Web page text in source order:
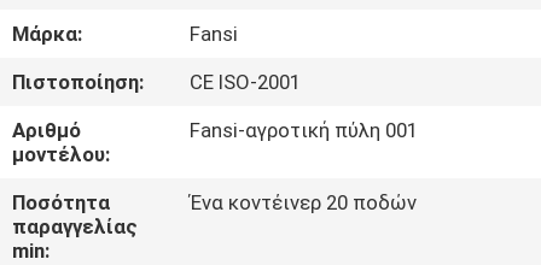
ΓΎΡΟΣ
ΕΡΓΟΣΤΑΣΊΩΝ
ΠΟΙΟΤΙΚΌΣ
ΈΛΕΓΧΟΣ
Μάρκα:
Fansi
Πιστοποίηση:
CE ISO-2001
Αριθμό
μοντέλου:
Fansi-αγροτική πύλη 001
Ποσότητα
παραγγελίας
min:
Ένα κοντέινερ 20 ποδών